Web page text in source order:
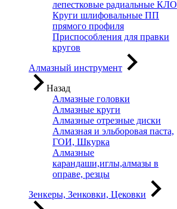
лепестковые радиальные КЛО
Круги шлифовальные ПП
прямого профиля
Приспособления для правки
кругов
Алмазный инструмент
Назад
Алмазные головки
Алмазные круги
Алмазные отрезные диски
Алмазная и эльборовая паста,
ГОИ, Шкурка
Алмазные
карандаши,иглы,алмазы в
оправе, резцы
Зенкеры, Зенковки, Цековки